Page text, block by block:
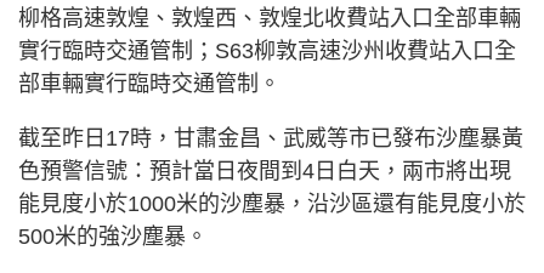
柳格高速敦煌、敦煌西、敦煌北收費站入口全部車輛
實行臨時交通管制；S63柳敦高速沙州收費站入口全
部車輛實行臨時交通管制。
截至昨日17時，甘肅金昌、武威等市已發布沙塵暴黃
色預警信號：預計當日夜間到4日白天，兩市將出現
能見度小於1000米的沙塵暴，沿沙區還有能見度小於
500米的強沙塵暴。